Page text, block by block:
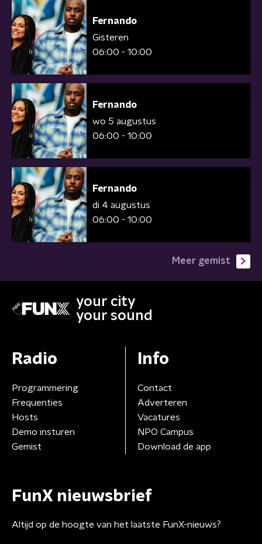
Fernando
Gisteren
06:00 - 10:00
Fernando
wo 5 augustus
06:00 - 10:00
Fernando
di 4 augustus
06:00 - 10:00
Meer gemist
your city
your sound
Radio
Programmering
Frequenties
Hosts
Demo insturen
Gemist
Info
Contact
Adverteren
Vacatures
NPO Campus
Download de app
FunX nieuwsbrief
Altijd op de hoogte van het laatste FunX-nieuws?